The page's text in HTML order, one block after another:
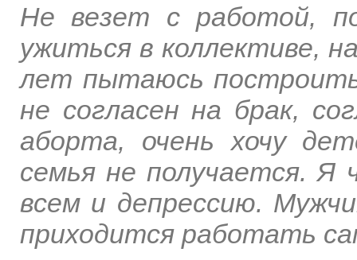
Не везет с работой,
ужиться в коллективе,
лет пытаюсь
не согласен на брак,
аборта, очень хочу
семья не получается. Я
всем и депрессию.
приходится работать